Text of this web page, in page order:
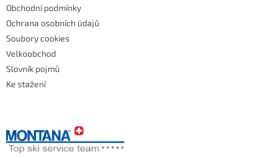
Obchodní podmínky
Ochrana osobních údajů
Soubory cookies
Velkoobchod
Slovník pojmů
Ke stažení